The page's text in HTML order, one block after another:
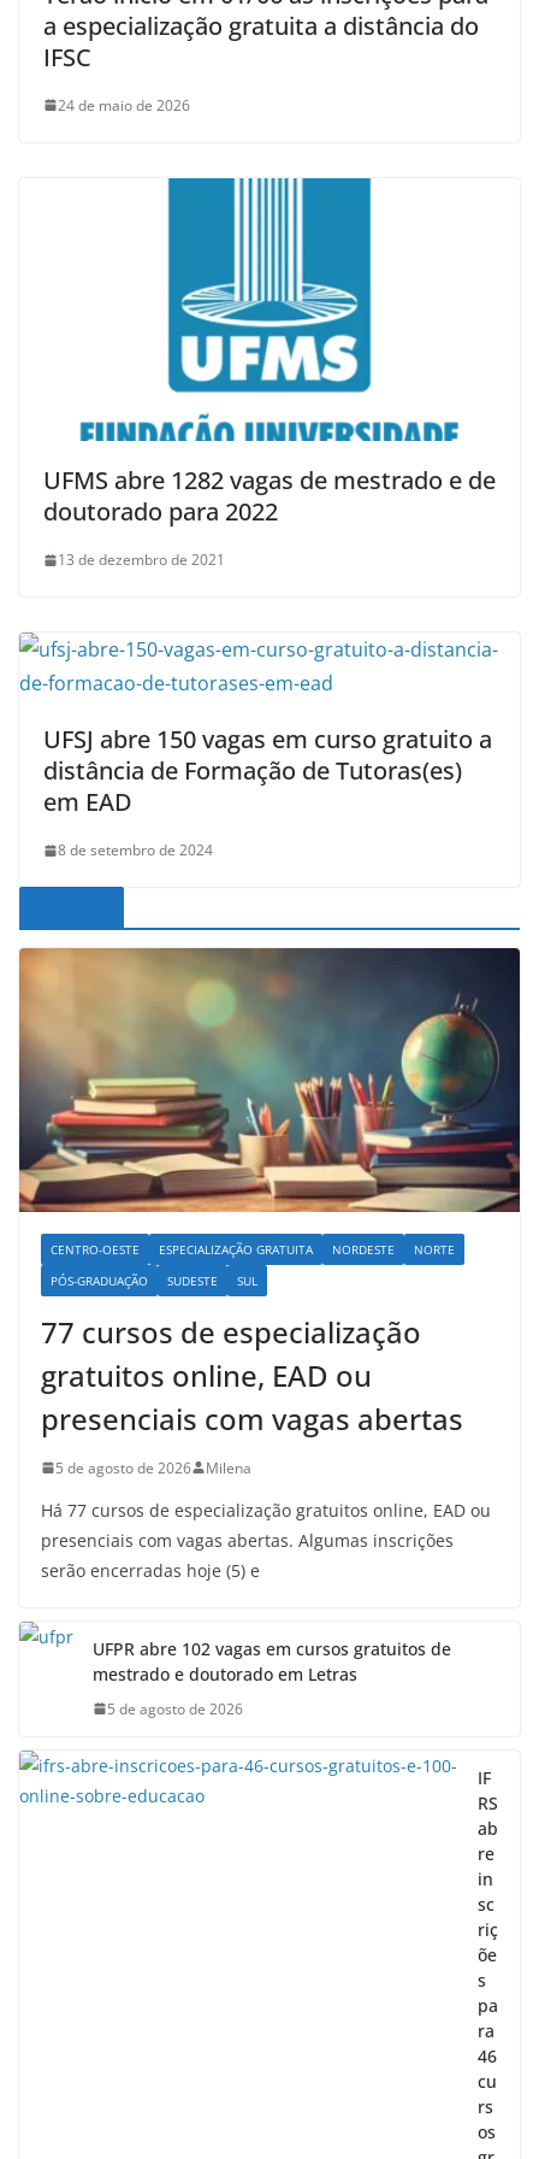
a especialização gratuita a distância do
IFSC
24 de maio de 2026
UFMS abre 1282 vagas de mestrado e de
doutorado para 2022
13 de dezembro de 2021
UFSJ abre 150 vagas em curso gratuito a
distância de Formação de Tutoras(es)
em EAD
8 de setembro de 2024
CENTRO-OESTE ESPECIALIZAÇÃO GRATUITA NORDESTE
NORTE
PÓS-GRADUAÇÃO
SUDESTE SUL
77 cursos de especialização
gratuitos online, EAD ou
presenciais com vagas abertas
5 de agosto de 2026 Milena
Há 77 cursos de especialização gratuitos online, EAD ou
presenciais com vagas abertas. Algumas inscrições
serão encerradas hoje (5) e
UFPR abre 102 vagas em cursos gratuitos de
mestrado e doutorado em Letras
5 de agosto de 2026
IF
RS
ab
re
in
sc
riç
õe
s
pa
ra
46
cu
rs
os